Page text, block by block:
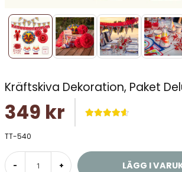
Kräftskiva Dekoration, Paket
349 kr
TT-540
- + LÄGG I